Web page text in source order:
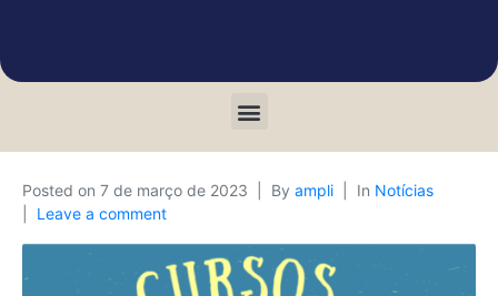
Posted on 7 de março de 2023 By ampli In Notícias
Leave a comment